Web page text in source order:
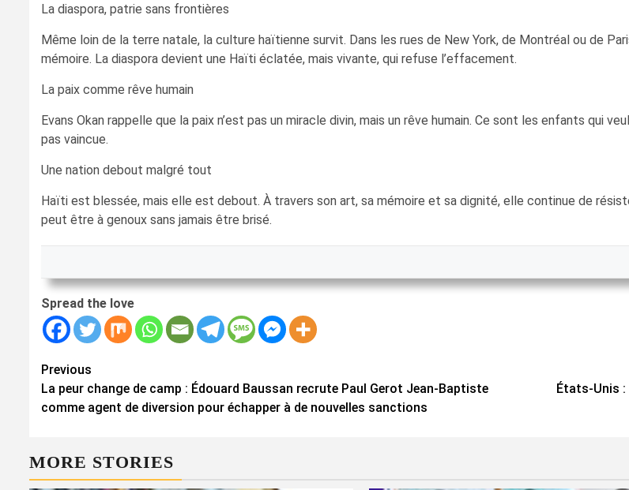
La diaspora, patrie sans frontières
Même loin de la terre natale, la culture haïtienne survit. Dans les rues de New York, de Montréal ou de
mémoire. La diaspora devient une Haïti éclatée, mais vivante, qui refuse l’effacement.
La paix comme rêve humain
Evans Okan rappelle que la paix n’est pas un miracle divin, mais un rêve humain. Ce sont les enfants qui
pas vaincue.
Une nation debout malgré tout
Haïti est blessée, mais elle est debout. À travers son art, sa mémoire et sa dignité, elle continue de
peut être à genoux sans jamais être brisé.
Spread the love
Continue
Reading
Previous
La peur change de camp : Édouard Baussan recrute Paul Gerot Jean-Baptiste
comme agent de diversion pour échapper à de nouvelles sanctions
États-Unis :
MORE STORIES